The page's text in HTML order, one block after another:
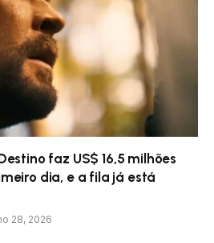
faz US$ 16,5 milhões
dia, e a fila já está
28, 2026